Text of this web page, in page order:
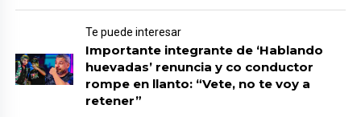
Te puede interesar
Importante integrante de ‘Hablando
huevadas’ renuncia y co conductor
rompe en llanto: “Vete, no te voy a
retener”